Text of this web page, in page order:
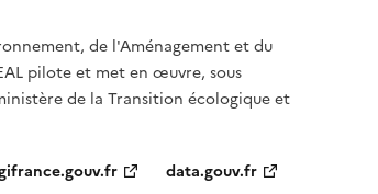
de l'Aménagement et du
pilote et met en œuvre, sous
de la Transition écologique et
data.gouv.fr